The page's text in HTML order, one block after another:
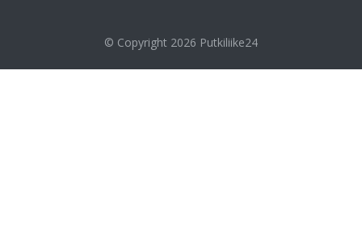
© Copyright 2026 Putkiliike24